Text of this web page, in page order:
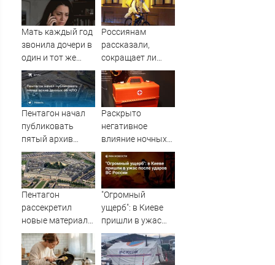
Мать каждый год
звонила дочери в
один и тот же
день и молчала —
причина
раскрылась
слишком поздно:
история одной
семьи
Россиянам
рассказали,
сокращает ли
жизнь ночная
работа
Пентагон начал
публиковать
пятый архив
данных об НЛО
Раскрыто
негативное
влияние ночных
смен на организм
человека
Пентагон
рассекретил
новые материалы
о неопознанных
аномальных
явлениях
"Огромный
ущерб": в Киеве
пришли в ужас
после ударов ВС
России